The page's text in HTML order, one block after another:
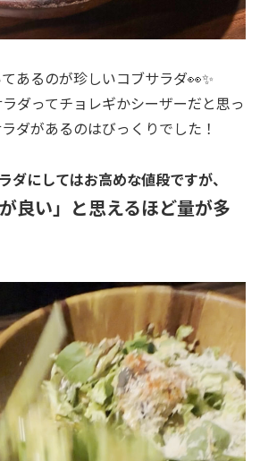
あるのが珍しいコブサラダ👀✨
ダってチョレギかシーザーだと思っ
ダがあるのはびっくりでした！
ダにしてはお高めな値段ですが、
良い」と思えるほど量が多